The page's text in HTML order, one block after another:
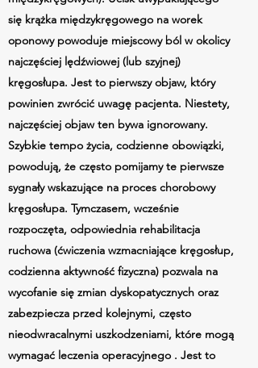
się krążka międzykręgowego na worek
oponowy powoduje miejscowy ból w okolicy
najczęściej lędźwiowej (lub szyjnej)
kręgosłupa. Jest to pierwszy objaw, który
powinien zwrócić uwagę pacjenta. Niestety,
najczęściej objaw ten bywa ignorowany.
Szybkie tempo życia, codzienne obowiązki,
powodują, że często pomijamy te pierwsze
sygnały wskazujące na proces chorobowy
kręgosłupa. Tymczasem, wcześnie
rozpoczęta, odpowiednia rehabilitacja
ruchowa (ćwiczenia wzmacniające kręgosłup,
codzienna aktywność fizyczna) pozwala na
wycofanie się zmian dyskopatycznych oraz
zabezpiecza przed kolejnymi, często
nieodwracalnymi uszkodzeniami, które mogą
wymagać leczenia operacyjnego . Jest to